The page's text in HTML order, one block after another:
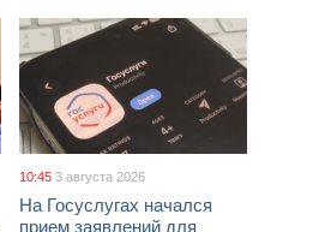
10:45 3 августа 2026
На Госуслугах начался
прием заявлений для